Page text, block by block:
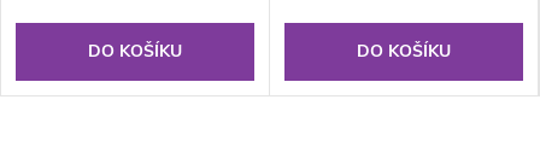
DO KOŠÍKU DO KOŠÍKU